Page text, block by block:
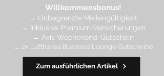
Willkommensbonus!
→ Unbegrenzte Meilengültigkeit
→ Inklusive Premium-Versicherungen
→ Avis Wochenend-Gutschein
→ 2x Lufthansa Business Lounge Gutscheine
Zum ausführlichen Artikel